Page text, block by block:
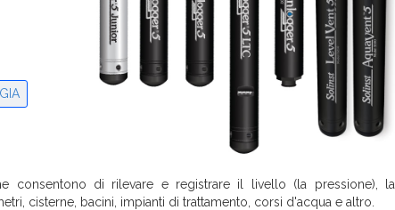
consentono di rilevare e registrare il livello (la pressione), la
cisterne, bacini, impianti di trattamento, corsi d'acqua e altro.